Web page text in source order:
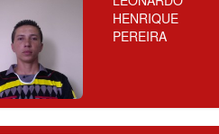
HENRIQUE
PEREIRA